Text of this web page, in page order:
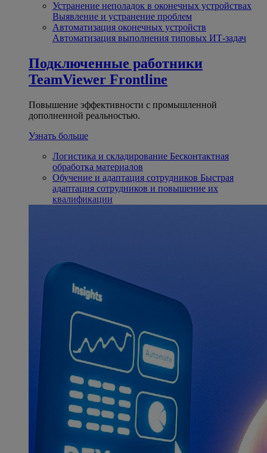
Устранение неполадок в оконечных устройствах
Выявление и устранение проблем
Автоматизация оконечных устройств
Автоматизация выполнения типовых ИТ-задач
Подключенные работники
TeamViewer Frontline
Повышение эффективности с промышленной
дополненной реальностью.
Узнать больше
Логистика и складирование Бесконтактная
обработка материалов
Обучение и адаптация сотрудников Быстрая
адаптация сотрудников и повышение их
квалификации